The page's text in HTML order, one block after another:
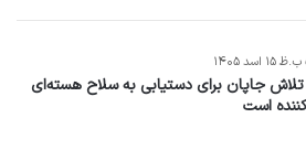
جاپان برای دستیابی به سلاح هسته‌ای
است